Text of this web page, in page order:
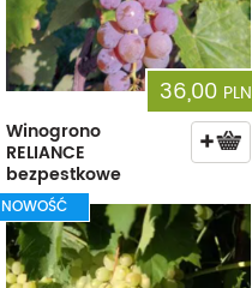
36,00 PLN
Winogrono
RELIANCE
bezpestkowe
NOWOŚĆ